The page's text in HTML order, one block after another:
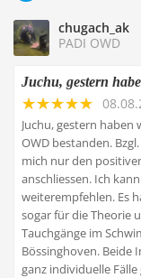
chugach_ak
PADI OWD
Juchu, gestern
Juchu, gestern haben
OWD bestanden.
mich nur den
anschliessen. Ich
weiterempfehlen. Es
sogar für die Theorie
Tauchgänge im
Bössinghoven. Beide
ganz individuelle